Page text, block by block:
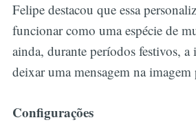
Felipe destacou que essa
funcionar como uma espécie de
ainda, durante períodos festivos,
deixar uma mensagem na imagem
Configurações